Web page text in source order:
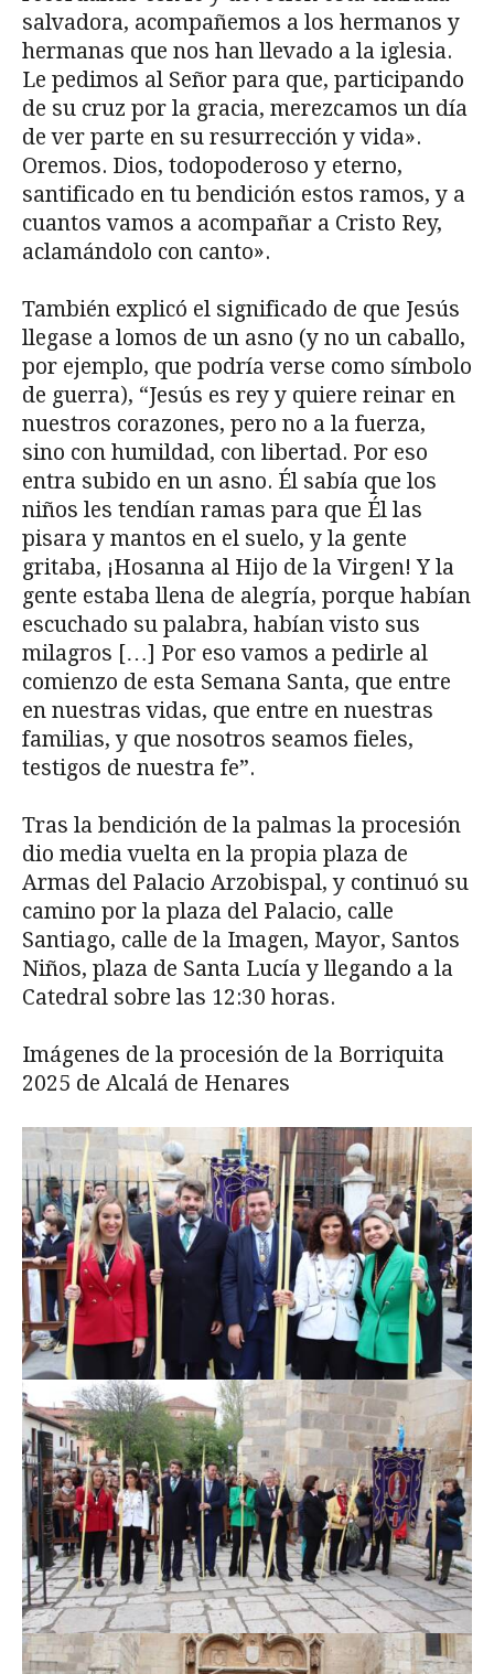
salvadora, acompañemos a los hermanos y
hermanas que nos han llevado a la iglesia.
Le pedimos al Señor para que, participando
de su cruz por la gracia, merezcamos un día
de ver parte en su resurrección y vida».
Oremos. Dios, todopoderoso y eterno,
santificado en tu bendición estos ramos, y a
cuantos vamos a acompañar a Cristo Rey,
aclamándolo con canto».
También explicó el significado de que Jesús
llegase a lomos de un asno (y no un caballo,
por ejemplo, que podría verse como símbolo
de guerra), “Jesús es rey y quiere reinar en
nuestros corazones, pero no a la fuerza,
sino con humildad, con libertad. Por eso
entra subido en un asno. Él sabía que los
niños les tendían ramas para que Él las
pisara y mantos en el suelo, y la gente
gritaba, ¡Hosanna al Hijo de la Virgen! Y la
gente estaba llena de alegría, porque habían
escuchado su palabra, habían visto sus
milagros […] Por eso vamos a pedirle al
comienzo de esta Semana Santa, que entre
en nuestras vidas, que entre en nuestras
familias, y que nosotros seamos fieles,
testigos de nuestra fe”.
Tras la bendición de la palmas la procesión
dio media vuelta en la propia plaza de
Armas del Palacio Arzobispal, y continuó su
camino por la plaza del Palacio, calle
Santiago, calle de la Imagen, Mayor, Santos
Niños, plaza de Santa Lucía y llegando a la
Catedral sobre las 12:30 horas.
Imágenes de la procesión de la Borriquita
2025 de Alcalá de Henares